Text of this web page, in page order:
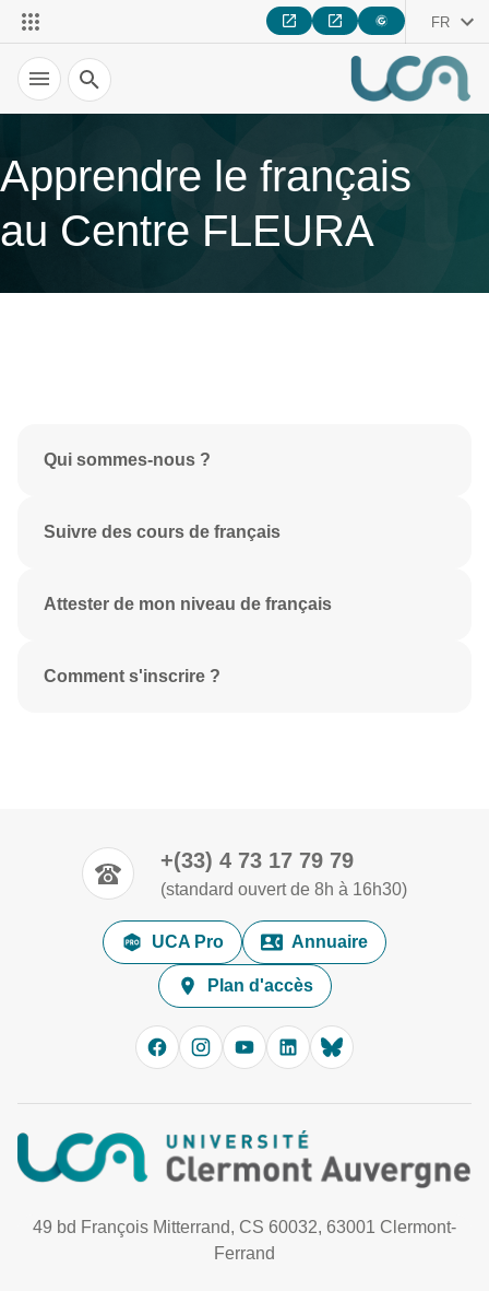
FR
Recherche
Apprendre le français
au Centre FLEURA
Qui sommes-nous ?
Suivre des cours de français
Attester de mon niveau de français
Comment s'inscrire ?
+(33) 4 73 17 79 79
(standard ouvert de 8h à 16h30)
UCA Pro Annuaire
Plan d'accès
49 bd François Mitterrand, CS 60032, 63001 Clermont-
Ferrand